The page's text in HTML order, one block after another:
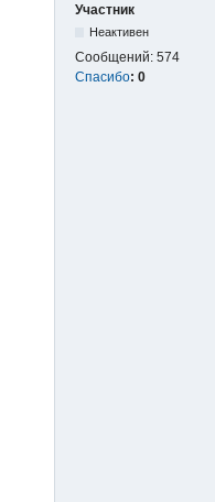
Участник
Неактивен
Сообщений: 574
Спасибо: 0